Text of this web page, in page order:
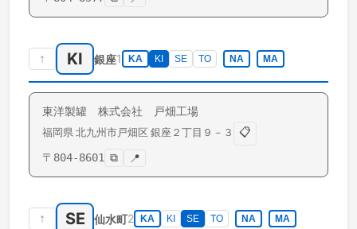
↑ KI 銀座1 KA KI SE TO NA MA
東洋製罐 株式会社 戸畑工場
福岡県 北九州市戸畑区 銀座 ２丁目９－３
📋
〒 804-8601 ⧉ 📍
↑ SE 仙水町2 KA KI SE TO NA MA